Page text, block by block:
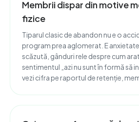
Membrii dispar din motive
fizice
Tiparul clasic de abandon nu e o
program prea aglomerat. E
scăzută, gânduri rele despre cum
sentimentul „azi nu sunt în formă să
vezi cifra pe raportul de retenție,